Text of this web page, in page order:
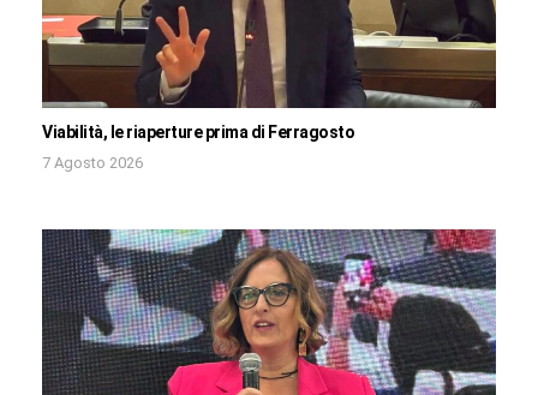
Viabilità, le riaperture prima di Ferragosto
7 Agosto 2026